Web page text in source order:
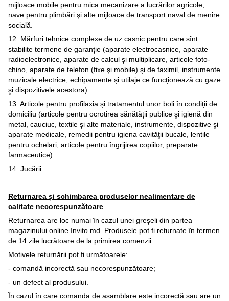
mijloace mobile pentru mica mecanizare a lucrărilor agricole,
nave pentru plimbări şi alte mijloace de transport naval de menire
socială.
12. Mărfuri tehnice complexe de uz casnic pentru care sînt
stabilite termene de garanţie (aparate electrocasnice, aparate
radioelectronice, aparate de calcul şi multiplicare, articole foto-
chino, aparate de telefon (fixe şi mobile) şi de faximil, instrumente
muzicale electrice, echipamente şi utilaje ce funcţionează cu gaze
şi dispozitivele acestora).
13. Articole pentru profilaxia şi tratamentul unor boli în condiţii de
domiciliu (articole pentru ocrotirea sănătăţii publice şi igienă din
metal, cauciuc, textile şi alte materiale, instrumente, dispozitive şi
aparate medicale, remedii pentru igiena cavităţii bucale, lentile
pentru ochelari, articole pentru îngrijirea copiilor, preparate
farmaceutice).
14. Jucării.
Returnarea și schimbarea produselor nealimentare de
calitate necorespunzătoare
Returnarea are loc numai în cazul unei greşeli din partea
magazinului online Invito.md. Produsele pot fi returnate în termen
de 14 zile lucrătoare de la primirea comenzii.
Motivele returnării pot fi următoarele:
- comandă incorectă sau necorespunzătoare;
- un defect al produsului.
În cazul în care comanda de asamblare este incorectă sau are un